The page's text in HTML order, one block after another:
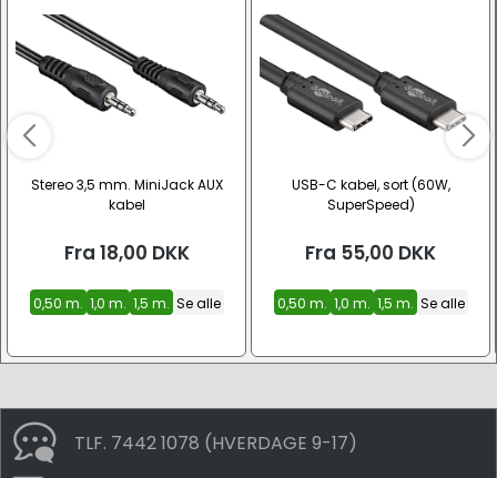
Stereo 3,5 mm. MiniJack AUX
kabel
Fra 18,00 DKK
0,50 m. 1,0 m. 1,5 m. Se alle
USB-C kabel, sort (60W,
SuperSpeed)
Fra 55,00 DKK
0,50 m. 1,0 m. 1,5 m. Se alle
TLF. 7442 1078 (HVERDAGE 9-17)